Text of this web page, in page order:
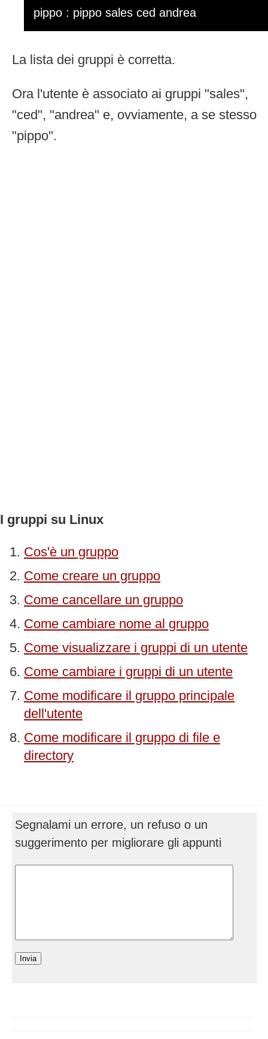
pippo : pippo sales ced andrea
La lista dei gruppi è corretta.
Ora l'utente è associato ai gruppi "sales",
"ced", "andrea" e, ovviamente, a se stesso
"pippo".
I gruppi su Linux
Cos'è un gruppo
Come creare un gruppo
Come cancellare un gruppo
Come cambiare nome al gruppo
Come visualizzare i gruppi di un utente
Come cambiare i gruppi di un utente
Come modificare il gruppo principale
dell'utente
Come modificare il gruppo di file e
directory
Segnalami un errore, un refuso o un
suggerimento per migliorare gli appunti